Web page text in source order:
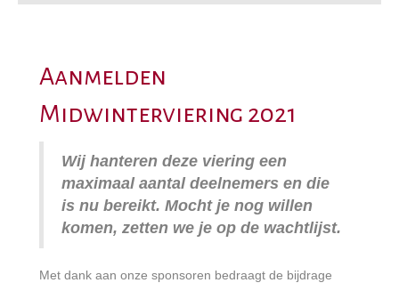
Aanmelden
Midwinterviering 2021
Wij hanteren deze viering een
maximaal aantal deelnemers en die
is nu bereikt. Mocht je nog willen
komen, zetten we je op de wachtlijst.
Met dank aan onze sponsoren bedraagt de bijdrage